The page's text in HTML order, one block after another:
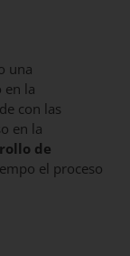
una
en la
con las
en la
de
el proceso